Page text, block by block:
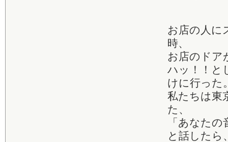
お店の人に
時、
お店のドア
ハッ！！と
けに行った
私たちは東
た、
「あなた
と話したら